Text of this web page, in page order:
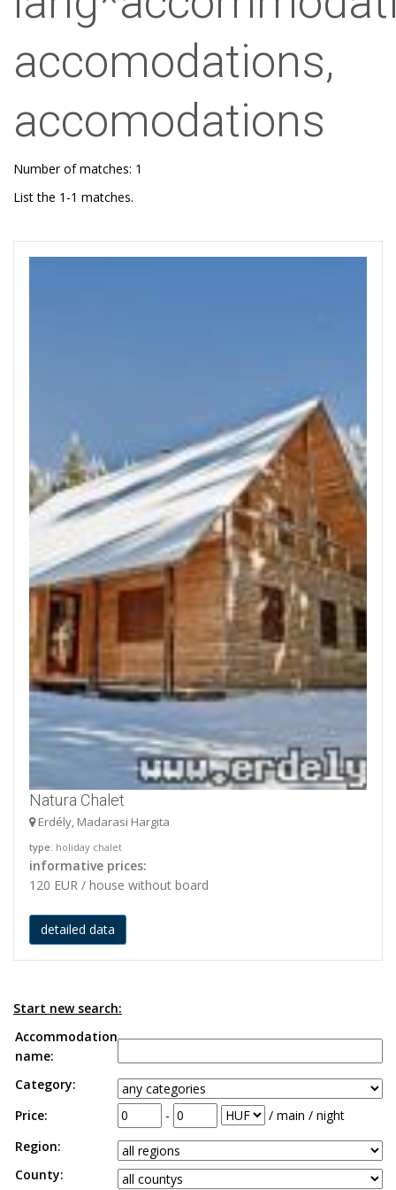
accomodations,
accomodations
Number of matches: 1
List the 1-1 matches.
Natura Chalet
Erdély, Madarasi Hargita
type: holiday chalet
informative prices:
120 EUR / house without board
detailed data
Start new search:
Accommodation
name:
Category:
Price:
-
/ main / night
Region:
County: